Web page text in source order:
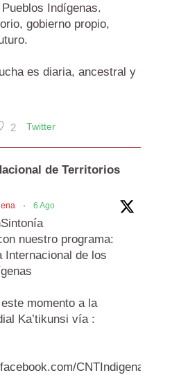
Pueblos Indígenas.
gobierno propio,
es diaria, ancestral y
2 Twitter
de Territorios
· 6 Ago
nuestro programa:
Internacional de los
momento a la
Ka’tikunsi vía :
CNTIndigenas/